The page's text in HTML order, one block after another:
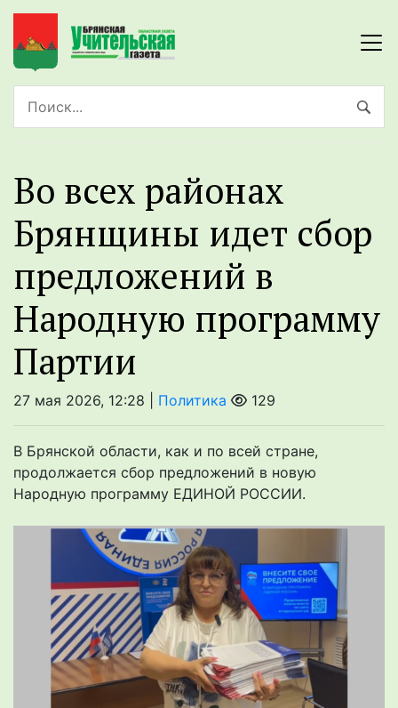
Во всех районах
Брянщины идет сбор
предложений в
Народную программу
Партии
27 мая 2026, 12:28 | Политика 129
В Брянской области, как и по всей стране,
продолжается сбор предложений в новую
Народную программу ЕДИНОЙ РОССИИ.